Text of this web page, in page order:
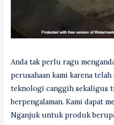
Anda tak perlu ragu
perusahaan kami karena
teknologi canggih sekaligus
berpengalaman. Kami dapat
Nganjuk untuk produk